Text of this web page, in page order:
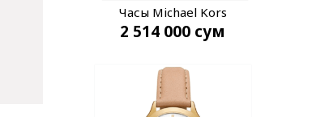
Часы Michael Kors
MK7482
2 514 000 сум